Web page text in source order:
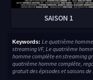
SAISON 1
Keywords: Le quatrième
streaming VF, Le quatrième
homme complète en streaming
quatrième homme complète,
gratuit des épisodes et saisons